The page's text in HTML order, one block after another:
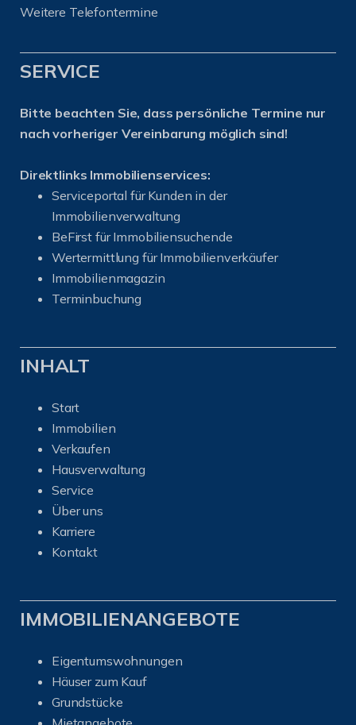
Weitere Telefontermine
SERVICE
Bitte beachten Sie, dass persönliche Termine nur
nach vorheriger Vereinbarung möglich sind!
Direktlinks Immobilienservices:
Serviceportal für Kunden in der
Immobilienverwaltung
BeFirst für Immobiliensuchende
Wertermittlung für Immobilienverkäufer
Immobilienmagazin
Terminbuchung
INHALT
Start
Immobilien
Verkaufen
Hausverwaltung
Service
Über uns
Karriere
Kontakt
IMMOBILIENANGEBOTE
Eigentumswohnungen
Häuser zum Kauf
Grundstücke